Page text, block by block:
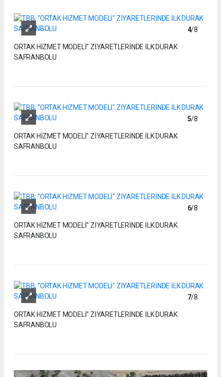
4/8
ORTAK HİZMET MODELİ" ZİYARETLERİNDE İLK DURAK
SAFRANBOLU
5/8
ORTAK HİZMET MODELİ" ZİYARETLERİNDE İLK DURAK
SAFRANBOLU
6/8
ORTAK HİZMET MODELİ" ZİYARETLERİNDE İLK DURAK
SAFRANBOLU
7/8
ORTAK HİZMET MODELİ" ZİYARETLERİNDE İLK DURAK
SAFRANBOLU